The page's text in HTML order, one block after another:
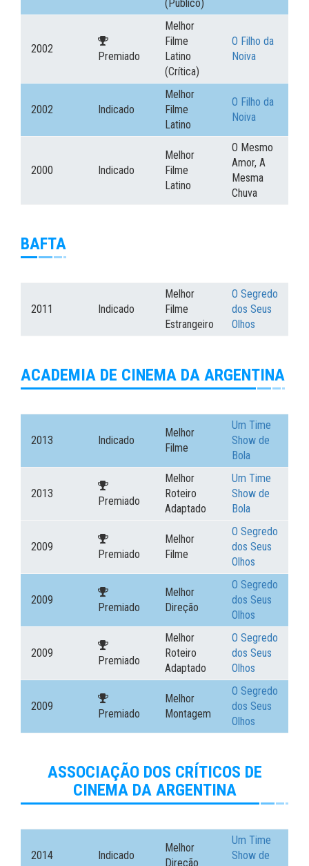
(Público)
2002
Premiado
Melhor
Filme
Latino
(Crítica)
O Filho da
Noiva
2002 Indicado
Melhor
Filme
Latino
O Filho da
Noiva
2000 Indicado
Melhor
Filme
Latino
O Mesmo
Amor, A
Mesma
Chuva
BAFTA
2011 Indicado
Melhor
Filme
Estrangeiro
O Segredo
dos Seus
Olhos
ACADEMIA DE CINEMA DA ARGENTINA
2013 Indicado
Melhor
Filme
Um Time
Show de
Bola
2013
Premiado
Melhor
Roteiro
Adaptado
Um Time
Show de
Bola
2009
Premiado
Melhor
Filme
O Segredo
dos Seus
Olhos
2009
Premiado
Melhor
Direção
O Segredo
dos Seus
Olhos
2009
Premiado
Melhor
Roteiro
Adaptado
O Segredo
dos Seus
Olhos
2009
Premiado
Melhor
Montagem
O Segredo
dos Seus
Olhos
ASSOCIAÇÃO DOS CRÍTICOS DE
CINEMA DA ARGENTINA
2014 Indicado
Melhor
Direção
Um Time
Show de